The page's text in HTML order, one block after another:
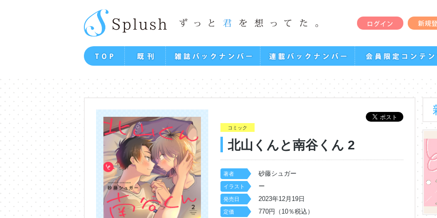
コミック
北山くんと南谷くん 2
著者 砂藤シュガー
イラスト ー
発売日 2023年12月19日
定価 770円（10％税込）